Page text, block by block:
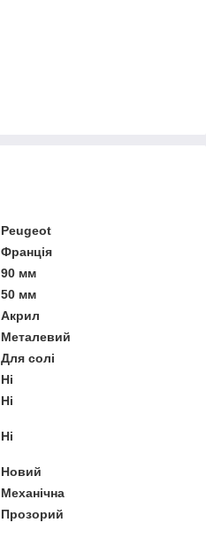
Peugeot
Франція
90 мм
50 мм
Акрил
Металевий
Для солі
Ні
Ні
Ні
Новий
Механічна
Прозорий